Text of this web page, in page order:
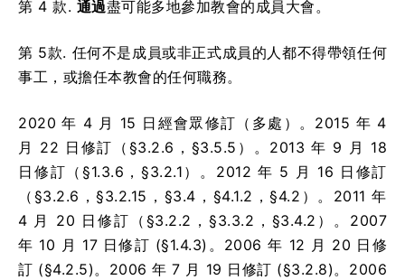
第 4 款. 通過盡可能多地參加教會的成員大會。
第 5款. 任何不是成員或非正式成員的人都不得帶領任何
事工，或擔任本教會的任何職務。
2020 年 4 月 15 日經會眾修訂（多處）。2015 年 4
月 22 日修訂（§3.2.6，§3.5.5）。2013 年 9 月 18
日修訂（§1.3.6，§3.2.1）。2012 年 5 月 16 日修訂
（§3.2.6，§3.2.15，§3.4，§4.1.2，§4.2）。2011 年
4 月 20 日修訂（§3.2.2，§3.3.2，§3.4.2）。2007
年 10 月 17 日修訂 (§1.4.3)。2006 年 12 月 20 日修
訂 (§4.2.5)。2006 年 7 月 19 日修訂 (§3.2.8)。2006